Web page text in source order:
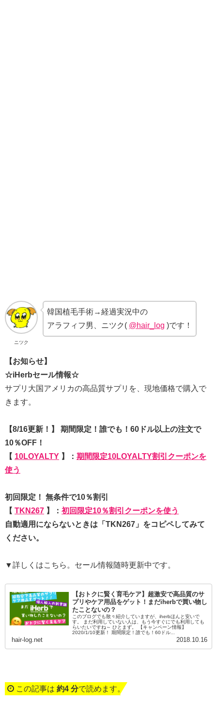
ニツク
韓国植毛手術→経過実況中の
アラフィフ男、ニツク( @hair_log )です！
【お知らせ】
☆iHerbセール情報☆
サプリ大国アメリカの高品質サプリを、現地価格で購入で
きます。
【8/16更新！】 期間限定！誰でも！60ドル以上の注文で
10％OFF！
【 10LOYALTY 】： 期間限定10LOYALTY割引クーポンを
使う
初回限定！ 無条件で10％割引
【 TKN267 】： 初回限定10％割引クーポンを使う
自動適用にならないときは「TKN267」をコピペしてみて
ください。
▼詳しくはこちら。セール情報随時更新中です。
【おトクに賢く育毛ケア】超激安で高品質のサ
プリやケア用品をゲット！まだiherbで買い物し
たことないの？
このブログでも散々紹介していますが、iherbほんと安いで
す。 まだ利用していない人は、もう今すぐにでも利用しても
らいたいですね～ ひとまず。 【キャンペーン情報】
2020/1/10更新！ 期間限定！誰でも！60ドル...
hair-log.net 2018.10.16
この記事は 約4 分で読めます。